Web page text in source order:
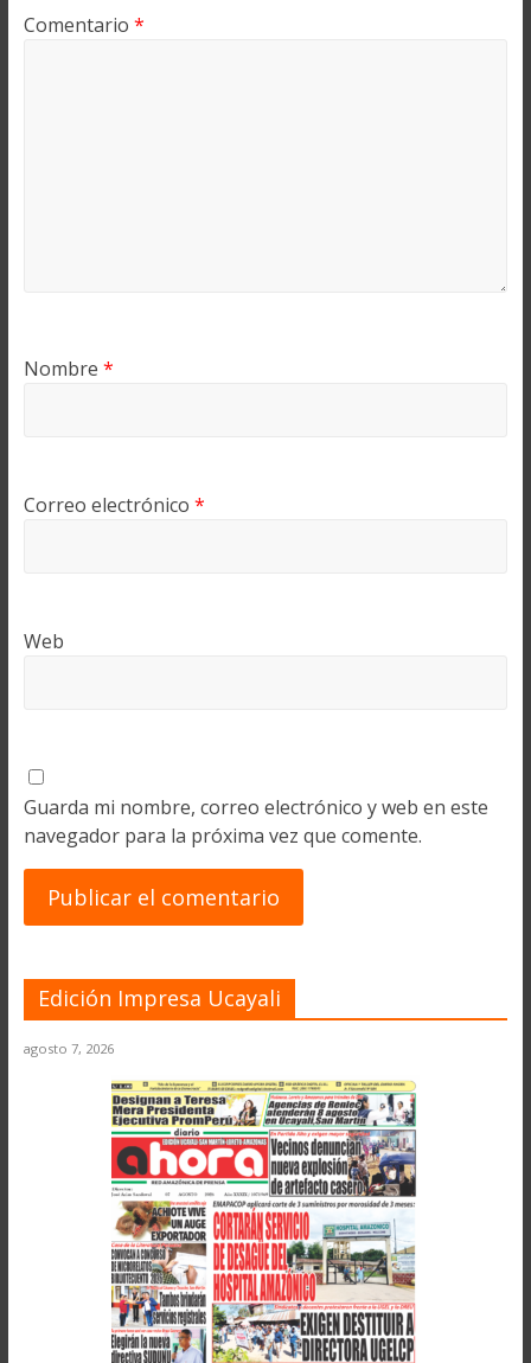
Comentario *
Nombre *
Correo electrónico *
Web
Guarda mi nombre, correo electrónico y web en este
navegador para la próxima vez que comente.
Edición Impresa Ucayali
agosto 7, 2026